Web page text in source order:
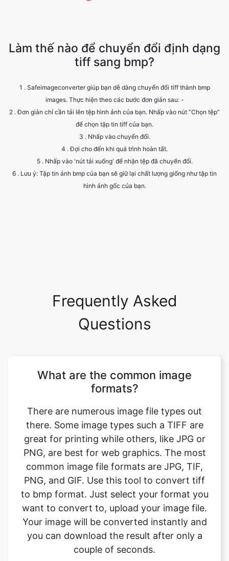
1 . Safeimageconverter giúp bạn dễ dàng chuyển đổi tiff thành bmp
images. Thực hiện theo các bước đơn giản sau: -
2 . Đơn giản chỉ cần tải lên tệp hình ảnh của bạn. Nhấp vào nút “Chọn tệp”
3 . Nhấp vào chuyển đổi.
4 . Đợi cho đến khi quá trình hoàn tất.
5 . Nhấp vào 'nút tải xuống' để nhận tệp đã chuyển đổi.
6 . Lưu ý: Tập tin ảnh bmp của bạn sẽ giữ lại chất lượng giống như tập tin
hình ảnh gốc của bạn.
What are the common image
there. Some image types such a TIFF are
great for printing while others, like JPG or
PNG, are best for web graphics. The most
common image file formats are JPG, TIF,
PNG, and GIF. Use this tool to convert tiff
to bmp format. Just select your format you
want to convert to, upload your image file.
Your image will be converted instantly and
you can download the result after only a
couple of seconds.
Will converting the image format